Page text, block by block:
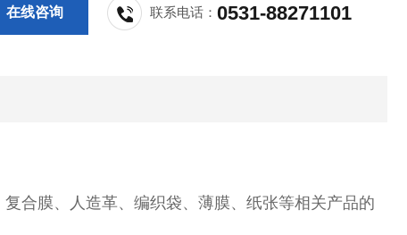
在线咨询 联系电话：0531-88271101
合膜、人造革、编织袋、薄膜、纸张等相关产品的